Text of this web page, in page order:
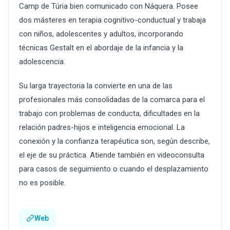
Camp de Túria bien comunicado con Náquera. Posee
dos másteres en terapia cognitivo-conductual y trabaja
con niños, adolescentes y adultos, incorporando
técnicas Gestalt en el abordaje de la infancia y la
adolescencia.
Su larga trayectoria la convierte en una de las
profesionales más consolidadas de la comarca para el
trabajo con problemas de conducta, dificultades en la
relación padres-hijos e inteligencia emocional. La
conexión y la confianza terapéutica son, según describe,
el eje de su práctica. Atiende también en videoconsulta
para casos de seguimiento o cuando el desplazamiento
no es posible.
Web